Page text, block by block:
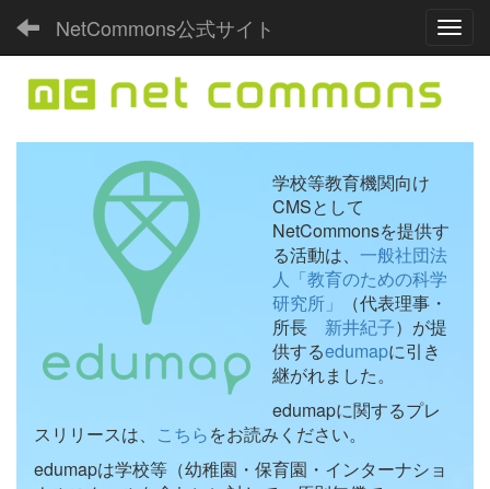
NetCommons公式サイト
学校等教育機関向け
CMSとして
NetCommonsを提供す
る活動は、 一般社団法
人「教育のための科学
研究所」
（代表理事・
所長 新井紀子）が提
供するedumapに引き
継がれました。
edumapに関するプレ
スリリースは、 こちらをお読みください。
edumapは学校等（幼稚園・保育園・インターナショ